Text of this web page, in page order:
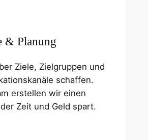
& Planung
Ziele, Zielgruppen und
schaffen.
erstellen wir einen
Zeit und Geld spart.